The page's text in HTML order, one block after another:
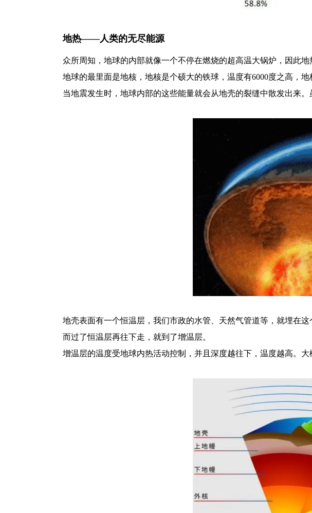
地热——人类的无尽能源
众所周知，地球的内部就像一个不停在燃烧的超高温大锅炉，因此
地球的最里面是地核，地核是个硕大的铁球，温度有6000度之高，地
当地震发生时，地球内部的这些能量就会从地壳的裂缝中散发出来
地壳表面有一个恒温层，我们市政的水管、天然气管道等，就埋在
而过了恒温层再往下走，就到了增温层。
增温层的温度受地球内热活动控制，并且深度越往下，温度越高。